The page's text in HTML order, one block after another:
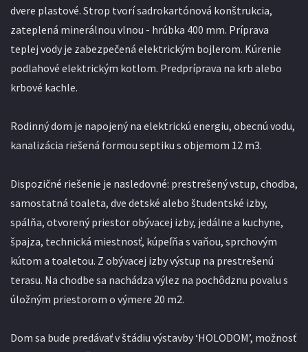
dvere plastové. Strop tvorí sadrokartónová konštrukcia,
zateplená minerálnou vlnou - hrúbka 400 mm. Príprava
teplej vody je zabezpečená elektrickým bojlerom. Kúrenie
podlahové elektrickým kotlom. Predpríprava na krb alebo
krbové kachle.
Rodinný dom je napojený na elektrickú energiu, obecnú vodu,
kanalizácia riešená formou septiku s objemom 12 m3.
Dispozičné riešenie je nasledovné: prestrešený vstup, chodba,
samostatná toaleta, dve detské alebo študentské izby,
spálňa, otvorený priestor obývacej izby, jedálne a kuchyne,
špajza, technická miestnosť, kúpeľňa s vaňou, sprchovým
kútom a toaletou. Z obývacej izby výstup na prestrešenú
terasu. Na chodbe sa nachádza výlez na pochôdznu povalu s
úložným priestorom o výmere 20 m2.
Dom sa bude predávať v štádiu výstavby ‘HOLODOM’, možnosť